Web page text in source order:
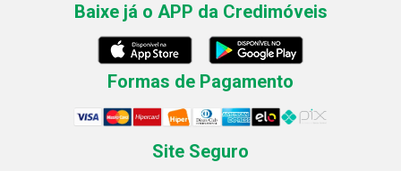
Baixe já o APP da Credimóveis
Formas de Pagamento
Site Seguro